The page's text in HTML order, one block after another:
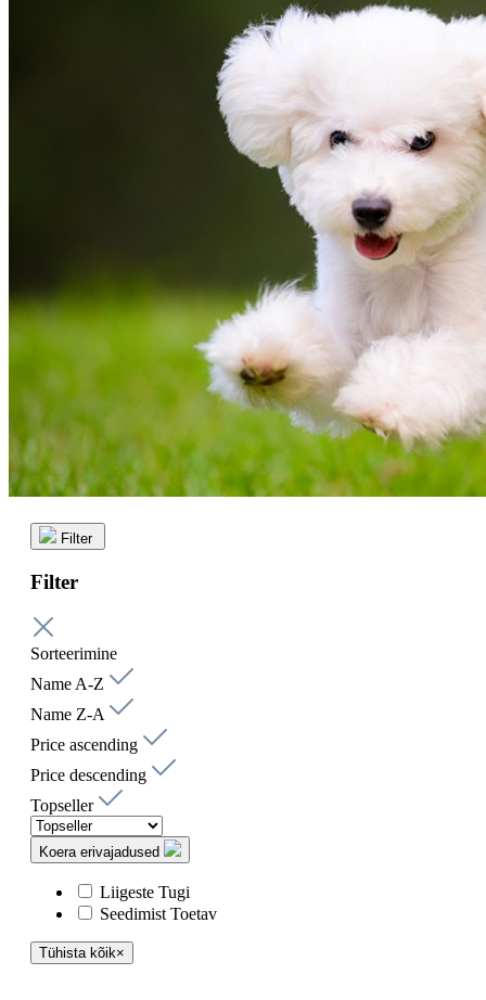
Filter
Filter
Sorteerimine
Name A-Z
Name Z-A
Price ascending
Price descending
Topseller
Koera erivajadused
Liigeste Tugi
Seedimist Toetav
Tühista kõik×